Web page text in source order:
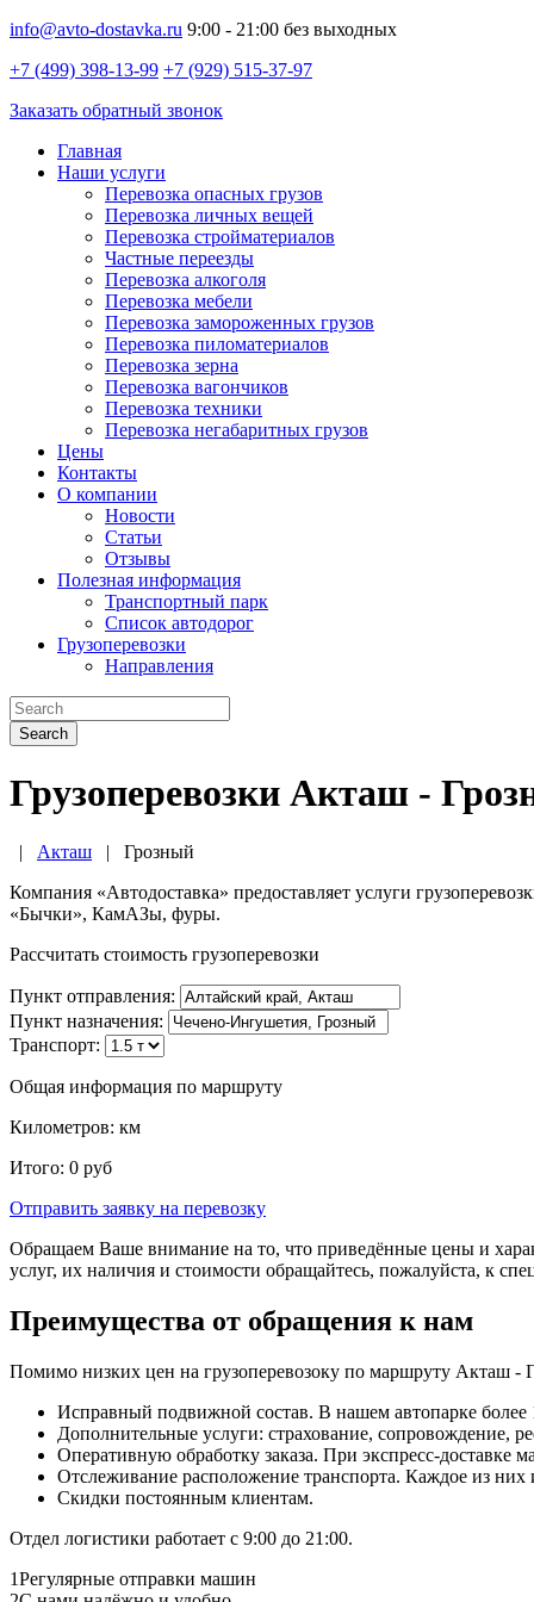
info@avto-dostavka.ru 9:00 - 21:00 без выходных
+7 (499) 398-13-99 +7 (929) 515-37-97
Заказать обратный звонок
Главная
Наши услуги
Перевозка опасных грузов
Перевозка личных вещей
Перевозка стройматериалов
Частные переезды
Перевозка алкоголя
Перевозка мебели
Перевозка замороженных грузов
Перевозка пиломатериалов
Перевозка зерна
Перевозка вагончиков
Перевозка техники
Перевозка негабаритных грузов
Цены
Контакты
О компании
Новости
Статьи
Отзывы
Полезная информация
Транспортный парк
Список автодорог
Грузоперевозки
Направления
Search
Грузоперевозки Акташ -
| Акташ | Грозный
Компания «Автодоставка» предоставляет услуги
«Бычки», КамАЗы, фуры.
Рассчитать стоимость грузоперевозки
Пункт отправления:
Пункт назначения:
Транспорт:
Общая информация по маршруту
Километров: км
Итого: 0 руб
Отправить заявку на перевозку
Обращаем Ваше внимание на то, что приведённые цены и
услуг, их наличия и стоимости обращайтесь, пожалуйста, к
Преимущества от обращения к нам
Помимо низких цен на грузоперевозоку по маршруту Акташ -
Исправный подвижной состав. В нашем автопарке более
Дополнительные услуги: страхование, сопровождение,
Оперативную обработку заказа. При экспресс-доставке
Отслеживание расположение транспорта. Каждое из
Скидки постоянным клиентам.
Отдел логистики работает с 9:00 до 21:00.
1Регулярные отправки машин